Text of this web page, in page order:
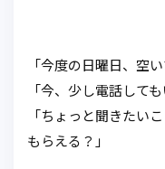
「今度の日曜日、空い
「今、少し電話しても
「ちょっと聞きたい
もらえる？」